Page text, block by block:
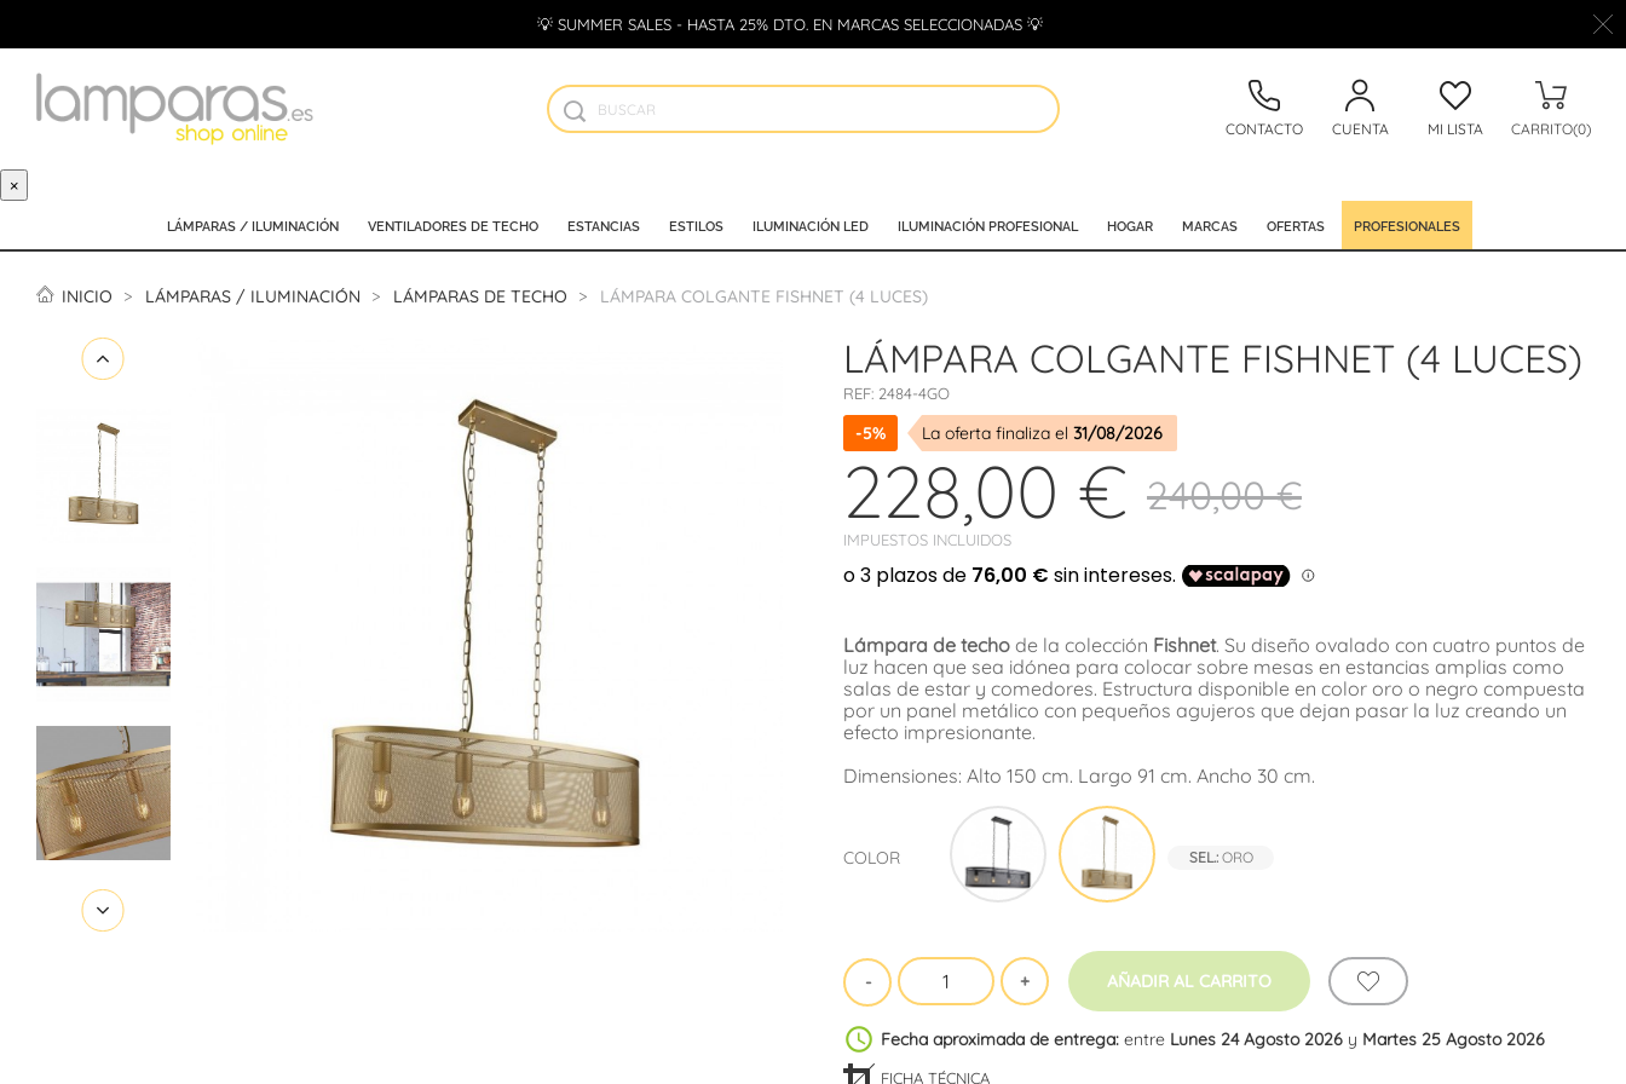
💡 SUMMER SALES - HASTA 25% DTO. EN MARCAS SELECCIONADAS 💡
CONTACTO CUENTA MI LISTA CARRITO(0)
×
LÁMPARAS / ILUMINACIÓN VENTILADORES DE TECHO ESTANCIAS ESTILOS ILUMINACIÓN LED ILUMINACIÓN PROFESIONAL HOGAR MARCAS OFERTAS PROFESIONALES
INICIO LÁMPARAS / ILUMINACIÓN LÁMPARAS DE TECHO LÁMPARA COLGANTE FISHNET (4 LUCES)
LÁMPARA COLGANTE FISHNET (4 LUCES)
REF: 2484-4GO
-5% La oferta finaliza el 31/08/2026
228,00 €
IMPUESTOS INCLUIDOS
240,00 €
Lámpara de techo de la colección Fishnet. Su diseño ovalado con cuatro puntos de
luz hacen que sea idónea para colocar sobre mesas en estancias amplias como
salas de estar y comedores. Estructura disponible en color oro o negro compuesta
por un panel metálico con pequeños agujeros que dejan pasar la luz creando un
efecto impresionante.
Dimensiones: Alto 150 cm. Largo 91 cm. Ancho 30 cm.
COLOR
Negro
SEL.:ORO
AÑADIR AL CARRITO
schedule Fecha aproximada de entrega: entre Lunes 24 Agosto 2026 y Martes 25 Agosto 2026
FICHA TÉCNICA